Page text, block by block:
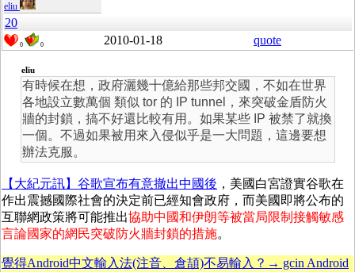
eliu
20
0 0 2010-01-18 quote
eliu
有時候在想，政府灑幾十億給那些邦交國，不如在世界
各地設立數萬個 類似 tor 的 IP tunnel，來突破金盾防火
牆的封鎖，搞不好還比較有用。如果某些 IP 被禁了就換
一個。不過如果被用來入侵似乎是一大問題，這邊要想
辦法克服。
【大紀元訊】谷歌宣布有意撤出中國後 ，美國白宮證實谷歌在
作出震撼國際社會的決定前已經知會政府，而美國即將公布的
互聯網政策將可能推出協助中國和伊朗等被當局限制接觸敏感
言論國家的網民突破防火牆封鎖的措施。
覺得Android中文輸入法(注音、倉頡)不易輸入？→ gcin Android